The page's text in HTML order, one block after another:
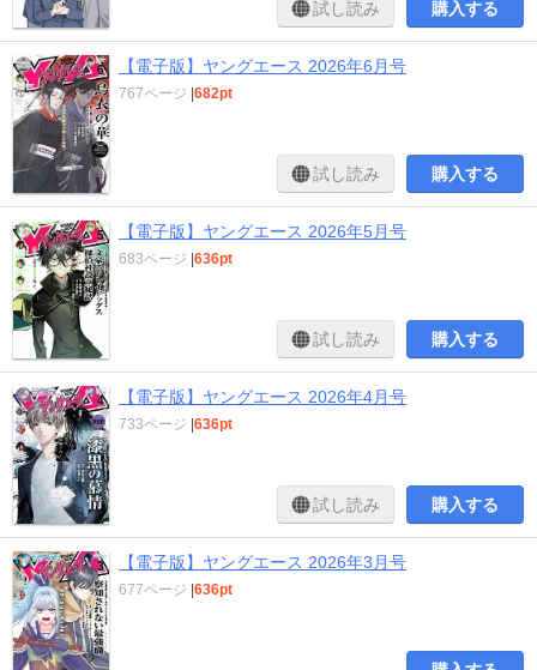
試し読み 購入する
【電子版】ヤングエース 2026年6月号
767ページ 682pt
試し読み 購入する
【電子版】ヤングエース 2026年5月号
683ページ 636pt
試し読み 購入する
【電子版】ヤングエース 2026年4月号
733ページ 636pt
試し読み 購入する
【電子版】ヤングエース 2026年3月号
677ページ 636pt